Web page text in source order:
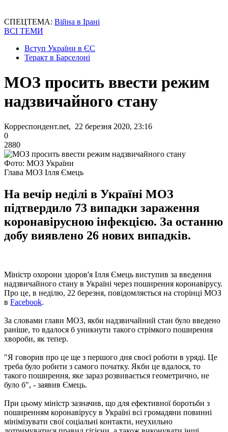
СПЕЦТЕМА: Війна в Ірані
ВСІ ТЕМИ
Вступ України в ЄС
Теракт в Барселоні
МОЗ просить ввести режим
надзвичайного стану
Корреспондент.net, 22 березня 2020, 23:16
0
2880
Фото: МОЗ України
Глава МОЗ Ілля Ємець
На вечір неділі в Україні МОЗ
підтвердило 73 випадки зараження
коронавірусною інфекцією. За останню
добу виявлено 26 нових випадків.
Міністр охорони здоров'я Ілля Ємець виступив за введення
надзвичайного стану в Україні через поширення коронавірусу.
Про це, в неділю, 22 березня, повідомляється на сторінці МОЗ
в Facebook.
За словами глави МОЗ, якби надзвичайний стан було введено
раніше, то вдалося б уникнути такого стрімкого поширення
хвороби, як тепер.
"Я говорив про це ще з першого дня своєї роботи в уряді. Це
треба було робити з самого початку. Якби це вдалося, то
такого поширення, яке зараз розвивається геометрично, не
було б", - заявив Ємець.
При цьому міністр зазначив, що для ефективної боротьби з
поширенням коронавірусу в Україні всі громадяни повинні
мінімізувати свої соціальні контакти, неухильно